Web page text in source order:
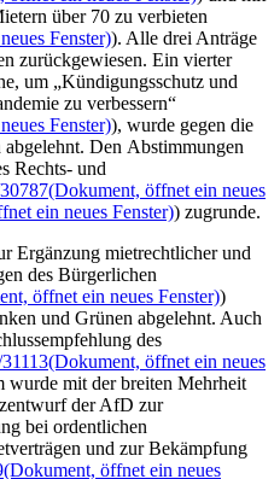
über 70 zu verbieten
Fenster)). Alle drei Anträge
zurückgewiesen. Ein vierter
um „Kündigungsschutz und
zu verbessern“
Fenster)), wurde gegen die
Den Abstimmungen
Rechts- und
(Dokument, öffnet ein neues
ein neues Fenster)) zugrunde.
Ergänzung mietrechtlicher und
des Bürgerlichen
öffnet ein neues Fenster))
und Grünen abgelehnt. Auch
des
(Dokument, öffnet ein neues
wurde mit der breiten Mehrheit
der AfD zur
bei ordentlichen
und zur Bekämpfung
(Dokument, öffnet ein neues